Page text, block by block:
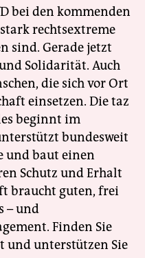
bei den kommenden
rechtsextreme
sind. Gerade jetzt
Solidarität. Auch
die sich vor Ort
einsetzen. Die taz
beginnt im
bundesweit
und baut einen
Schutz und Erhalt
braucht guten, frei
– und
Finden Sie
und unterstützen Sie